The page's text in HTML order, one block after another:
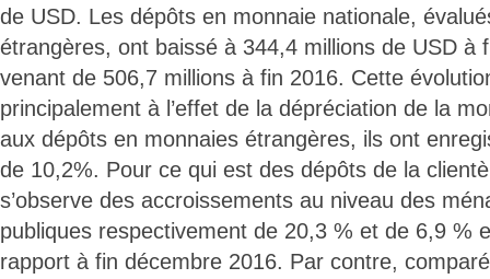
de USD. Les dépôts en monnaie nationale,
étrangères, ont baissé à 344,4 millions de USD à
venant de 506,7 millions à fin 2016. Cette
principalement à l’effet de la dépréciation de la
aux dépôts en monnaies étrangères, ils ont
de 10,2%. Pour ce qui est des dépôts de la
s’observe des accroissements au niveau des
publiques respectivement de 20,3 % et de 6,9 %
rapport à fin décembre 2016. Par contre,